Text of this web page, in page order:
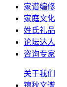
家谱编修
家庭文化
姓氏礼品
论坛达人
咨询专家
关于我们
锦秋文谱